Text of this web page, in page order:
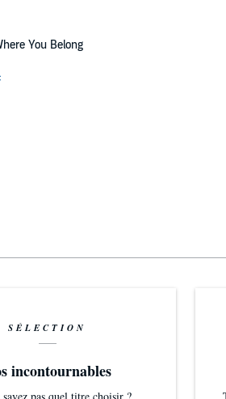
You Belong
SÉLECTION
incontournables